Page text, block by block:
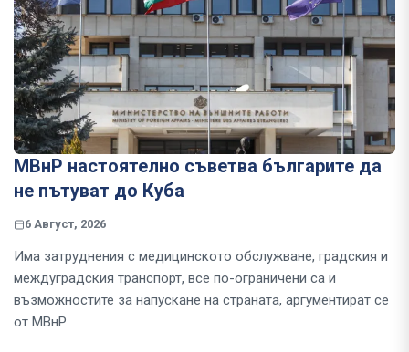
МВнР настоятелно съветва българите да
не пътуват до Куба
6 Август, 2026
Има затруднения с медицинското обслужване, градския и
междуградския транспорт, все по-ограничени са и
възможностите за напускане на страната, аргументират се
от МВнР